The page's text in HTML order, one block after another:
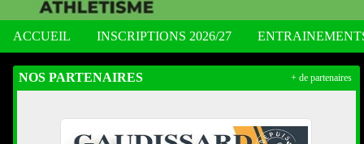
ACCUEIL INSCRIPTIONS 2026/27
NOS PARTENAIRES + de partenaires